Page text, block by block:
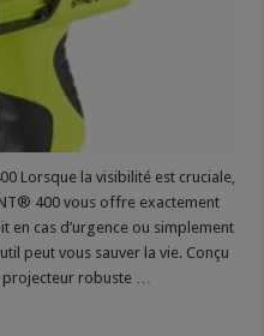
Lorsque la visibilité est cruciale,
400 vous offre exactement
en cas d’urgence ou simplement
peut vous sauver la vie. Conçu
projecteur robuste …